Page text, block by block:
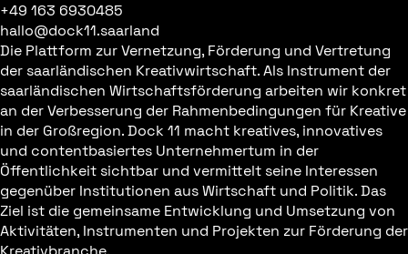
+49 163 6930485
hallo@dock11.saarland
Die Plattform zur Vernetzung, Förderung und Vertretung
der saarländischen Kreativwirtschaft. Als Instrument der
saarländischen Wirtschaftsförderung arbeiten wir konkret
an der Verbesserung der Rahmenbedingungen für Kreative
in der Großregion. Dock 11 macht kreatives, innovatives
und contentbasiertes Unternehmertum in der
Öffentlichkeit sichtbar und vermittelt seine Interessen
gegenüber Institutionen aus Wirtschaft und Politik. Das
Ziel ist die gemeinsame Entwicklung und Umsetzung von
Aktivitäten, Instrumenten und Projekten zur Förderung der